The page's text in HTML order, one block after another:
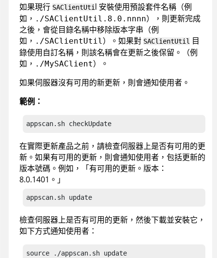
如果現行 SAClientUtil 安裝使用預設套件名稱（例
如， ./SAClientUtil.8.0.nnnn），則更新完成
之後，會從目錄名稱中移除版本字串（例
如， ./SAClientUtil）。如果對 SAClientUtil 目
錄使用自訂名稱，則該名稱會在更新之後保留。（例
如， ./MySAClient）。
如果伺服器沒有可用的新更新，則會通知使用者。
範例：
appscan.sh checkUpdate
在實際更新產品之前，請檢查伺服器上是否有可用的更
新。如果有可用的更新，則會通知使用者，包括更新的
版本號碼。例如，「有可用的更新。版本：
8.0.1401。」
appscan.sh update
檢查伺服器上是否有可用的更新，然後下載並安裝它，
如下方式通知使用者：
source ./appscan.sh update